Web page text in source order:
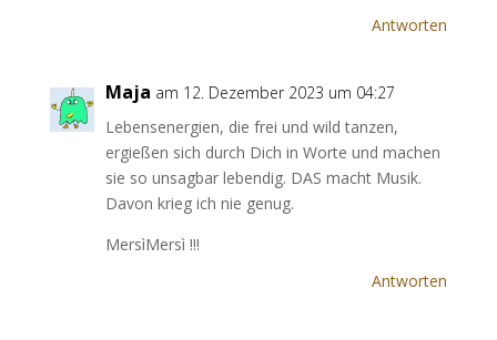
Antworten
Maja am 12. Dezember 2023 um 04:27
Lebensenergien, die frei und wild tanzen,
ergießen sich durch Dich in Worte und machen
sie so unsagbar lebendig. DAS macht Musik.
Davon krieg ich nie genug.
MersìMersì !!!
Antworten